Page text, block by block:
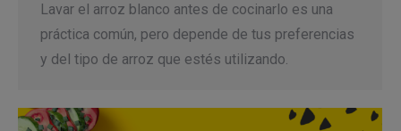
Lavar el arroz blanco antes de cocinarlo es una
práctica común, pero depende de tus preferencias
y del tipo de arroz que estés utilizando.